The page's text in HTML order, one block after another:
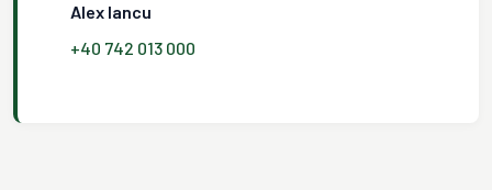
Alex Iancu
+40 742 013 000